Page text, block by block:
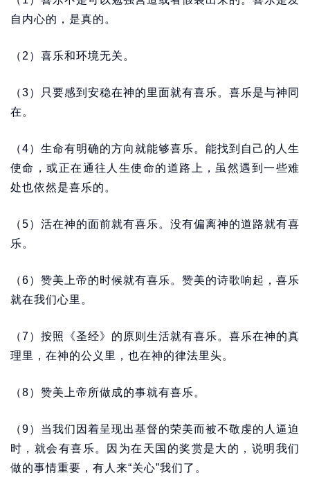
自内心的，是真的。
（2）喜乐和环境无关。
（3）只要感到安稳在神的里面就有喜乐。喜乐是与神同
在。
（4）生命有明确的方向就能够喜乐。能找到自己的人生
使命，或正在通往人生使命的道路上，虽然遇到一些难
处也依然是喜乐的。
（5）活在神的面前就有喜乐。没有偏离神的道路就有喜
乐。
（6）赞美上帝的时候就有喜乐。赞美的诗歌响起，喜乐
就在我们心里。
（7）按照《圣经》的原则生活就有喜乐。喜乐在神的真
理里，在神的公义里，也在神的律法里头。
（8）赞美上帝所做成的事就有喜乐。
（9）当我们因着呈现出基督的荣美而被不敬虔的人逼迫
时，就会有喜乐。因为在天国的奖赏是大的，说明我们
做的事情重要，有人来“关心”我们了。